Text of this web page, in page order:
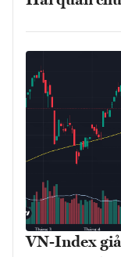
VN-Index